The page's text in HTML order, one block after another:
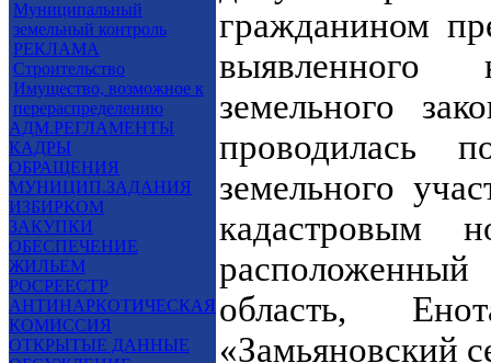
Муниципальный
земельный контроль
РЕКЛАМА
Строительство
Имущество, возможное к
перераспределению
АДМ.РЕГЛАМЕНТЫ
КАДРЫ
ОБРАЩЕНИЯ
МУНИЦИП.ЗАДАНИЯ
ИЗБИРКОМ
ЗАКУПКИ
ОБЕСПЕЧЕНИЕ
ЖИЛЬЕМ
РОСРЕЕСТР
АНТИНАРКОТИЧЕСКАЯ
КОМИССИЯ
ОТКРЫТЫЕ ДАННЫЕ
гражданином
выявленного
земельного
проводилась
земельного
кадастровым
расположенный
область,
«Замьяновский